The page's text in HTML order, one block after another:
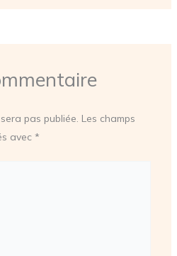
pas publiée. Les champs
avec *